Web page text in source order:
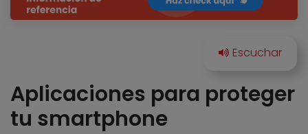
Aplicaciones para proteger
tu smartphone